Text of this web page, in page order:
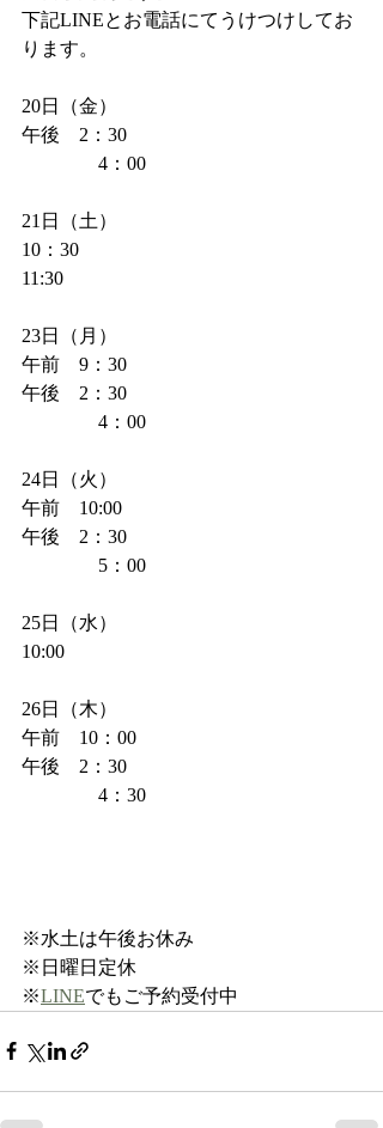
下記LINEとお電話にてうけつけしてお
ります。
20日（金）
午後　2：30
4：00
21日（土）
10：30
11:30
23日（月）
午前　9：30
午後　2：30
4：00
24日（火）
午前　10:00
午後　2：30
5：00
25日（水）
10:00
26日（木）
午前　10：00
午後　2：30
4：30
※水土は午後お休み
※日曜日定休
※LINEでもご予約受付中